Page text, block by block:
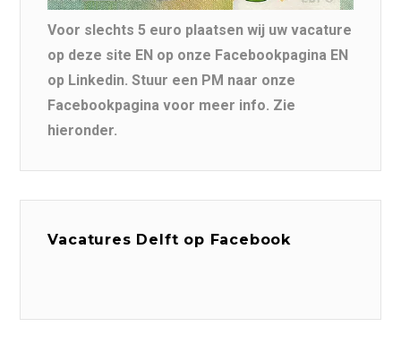
Voor slechts 5 euro plaatsen wij uw vacature
op deze site EN op onze Facebookpagina EN
op Linkedin. Stuur een PM naar onze
Facebookpagina voor meer info. Zie
hieronder.
Vacatures Delft op Facebook